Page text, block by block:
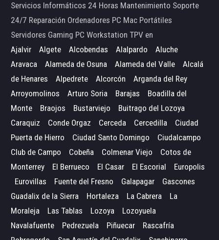
Servicios Informáticos 24 Horas Mantenimiento Soporte
24/7 Reparación Ordenadores PC Mac Portátiles
Servidores Gaming PC Workstation TPV en
Ajalvir
Algete Alcobendas Alalpardo
Aluche
Aravaca
Alameda de Osuna Alameda del Valle
Alcalá
de Henares
Alpedrete Alcorcón
Arganda del Rey
Arroyomolinos
Arturo Soria Barajas
Boadilla del
Monte
Braojos Bustarviejo
Buitrago del Lozoya
Caraquiz
Conde Orgaz Cerceda Cercedilla
Ciudad
Puerta de Hierro
Ciudad Santo Domingo
Ciudalcampo
Club de Campo
Cobeña Colmenar Viejo
Cotos de
Monterrey
El Berrueco El Casar El Escorial
Europolis
Eurovillas
Fuente del Fresno Galapagar
Gascones
Guadalix de la Sierra
Hortaleza La Cabrera
La
Moraleja
Las Tablas Lozoya
Lozoyuela
Navalafuente
Pedrezuela Piñuecar
Rascafría